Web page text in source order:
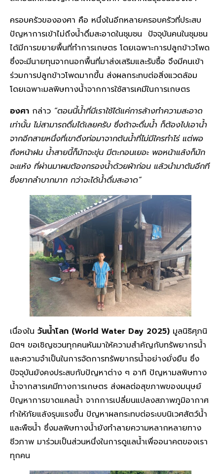
ครอบครัวขององศา คือ หนึ่งในอีกหลายครอบครัวที่ประสบ
ปัญหาการเข้าไม่ถึงน้ำดื่มสะอาดในชุมชน ปัจจุบันคนในชุมชน
ได้มีการขยายพื้นที่ทำการเกษตร โดยเฉพาะการปลูกข้าวโพด
ซึ่งจะมีนายทุนจากนอกพื้นที่มาส่งเสริมและรับซื้อ จึงมีคนเข้า
ร่วมการปลูกข้าวโพดมากขึ้น ส่งผลกระทบต่อสิ่งแวดล้อม
โดยเฉพาะมลพิษทางน้ำจากการใช้สารเคมีในการเกษตร
องศา กล่าว “ตอนนี้น้ำที่มีเราใช้ได้แค่การล้างทำความสะอาด
เท่านั้น ไม่สามารถดื่มได้เลยครับ ซึ่งถ้าจะดื่มน้ำ ก็ต้องไปเอาน้ำ
จากอีกสายหนึ่งที่เขาดึงท่อมาจากต้นน้ำที่ไม่มีใครทำไร่ แต่พอ
ถึงหน้าฝน น้ำสายนี้ก็มักจะขุ่น มีตะกอนเยอะ พอหน้าแล้งก็มัก
จะแห้ง ที่ผ่านมาผมต้องกรองน้ำด้วยผ้าก่อน แล้วนำมาต้มอีกที
ซึ่งยากลำบากมาก กว่าจะได้น้ำดื่มสะอาด”
เนื่องใน วันน้ำโลก (World Water Day 2025) มูลนิธิศุภนิ
มิตฯ ขอเชิญชวนทุกคนหันมาให้ความสำคัญกับทรัพยากรน้ำ
และความจำเป็นในการจัดการทรัพยากรน้ำอย่างยั่งยืน ซึ่ง
ปัจจุบันยังคงประสบกับปัญหาต่าง ๆ อาทิ ปัญหามลพิษทาง
น้ำจากสารเคมีทางการเกษตร ส่งผลต่อสุขภาพของมนุษย์
ปัญหาการขาดแคลน้ำ จากการเปลี่ยนแปลงสภาพภูมิอากาศ
ทำให้ภัยแล้งรุนแรงขึ้น ปัญหาผลกระทบต่อระบบนิเวศสัตว์น้ำ
และพืชน้ำ ซึ่งมลพิษทางน้ำยังทำลายความหลากหลายทาง
ชีวภาพ มาร่วมเป็นส่วนหนึ่งในการดูแลน้ำเพื่ออนาคตของเรา
ทุกคน